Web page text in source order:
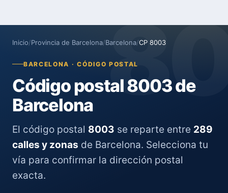
Inicio/Provincia de Barcelona/Barcelona/CP 8003
BARCELONA · CÓDIGO POSTAL
Código postal 8003 de
Barcelona
El código postal 8003 se reparte entre 289
calles y zonas de Barcelona. Selecciona tu
vía para confirmar la dirección postal
exacta.